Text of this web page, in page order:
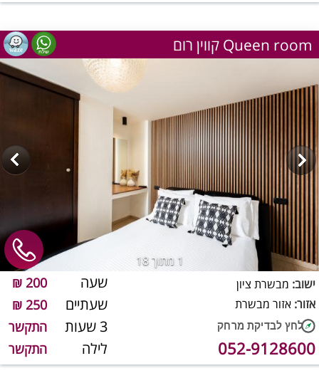
קווין רום Queen room
1 מתוך 18
שעה 200 ₪
שעתיים 250 ₪
3 שעות התקשר
לילה התקשר
ישוב: מבשרת ציון
אזור: אזור מבשרת
052-9128600